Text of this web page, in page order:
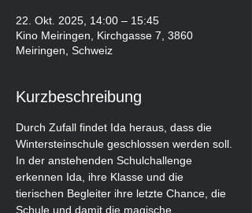
22. Okt. 2025, 14:00 – 15:45
Kino Meiringen, Kirchgasse 7, 3860
Meiringen, Schweiz
Kurzbeschreibung
Durch Zufall findet Ida heraus, dass die
Wintersteinschule geschlossen werden soll.
In der anstehenden Schulchallenge
erkennen Ida, ihre Klasse und die
tierischen Begleiter ihre letzte Chance, die
Schule und damit die magische